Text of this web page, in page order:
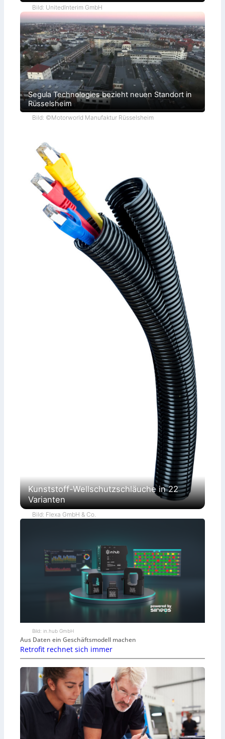
Bild: UnitedInterim GmbH
Segula Technologies bezieht neuen Standort in
Rüsselsheim
Bild: ©Motorworld Manufaktur Rüsselsheim
Kunststoff-Wellschutzschläuche in 22
Varianten
Bild: Flexa GmbH & Co.
Bild: in.hub GmbH
Aus Daten ein Geschäftsmodell machen
Retrofit rechnet sich immer